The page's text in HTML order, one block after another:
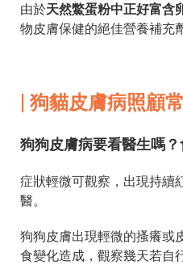
由於天然鱉蛋粉中正好富含
物皮膚保健的絕佳營養補充
| 狗貓皮膚病照顧
狗狗皮膚病要看醫生嗎？
症狀輕微可觀察，出現持續
醫。
狗狗皮膚出現輕微的搔癢或
食變化造成，觀察幾天若自